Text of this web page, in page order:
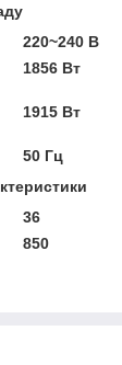
220~240 В
1856 Вт
1915 Вт
50 Гц
36
850